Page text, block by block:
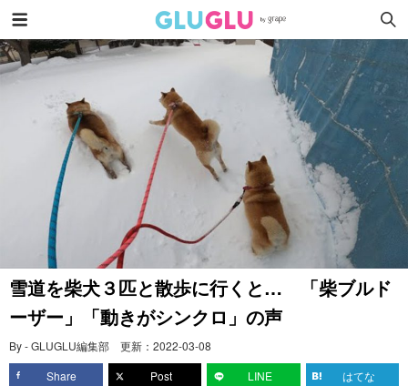
雪道を柴犬３匹と散歩に行くと… 「柴ブルド
ーザー」「動きがシンクロ」の声
By - GLUGLU編集部 更新： 2022-03-08
Share
Post LINE はてな